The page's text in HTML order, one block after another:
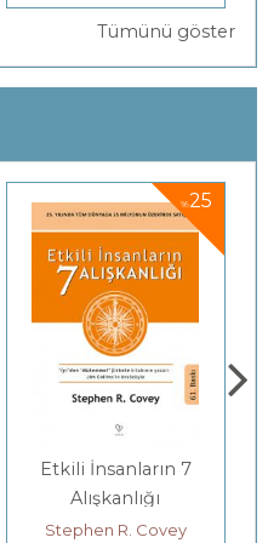
Tümünü göster
Gençlerle Baş Başa:
Felsefenin
Bahçesinde
Yıldız Silier